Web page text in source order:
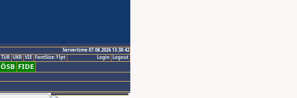
Servertime 07.08.2026 13:38:42
Logout
Login
TUR UKR VIE FontSize:11pt
ÖSB FIDE